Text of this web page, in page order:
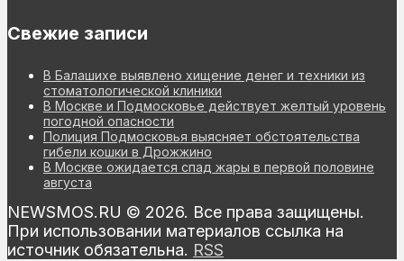
Свежие записи
В Балашихе выявлено хищение денег и техники из
стоматологической клиники
В Москве и Подмосковье действует желтый уровень
погодной опасности
Полиция Подмосковья выясняет обстоятельства
гибели кошки в Дрожжино
В Москве ожидается спад жары в первой половине
августа
NEWSMOS.RU © 2026. Все права защищены.
При использовании материалов ссылка на
источник обязательна. RSS